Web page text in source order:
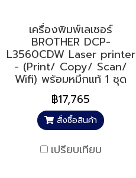
เครื่องพิมพ์เลเซอร์
BROTHER DCP-
L3560CDW Laser printer
- (Print/ Copy/ Scan/
Wifi) พร้อมหมึกแท้ 1 ชุด
฿17,765
สั่งซื้อสินค้า
เปรียบเทียบ